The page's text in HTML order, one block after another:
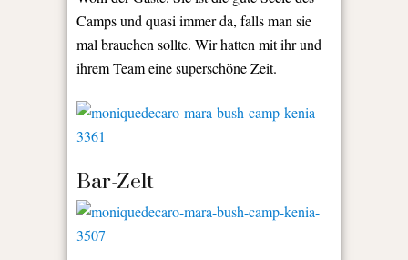
Camps und quasi immer da, falls man sie
mal brauchen sollte. Wir hatten mit ihr und
ihrem Team eine superschöne Zeit.
Bar-Zelt